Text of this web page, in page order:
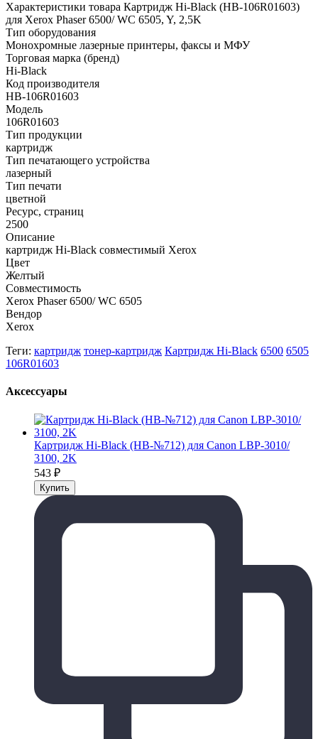
Характеристики товара Картридж Hi-Black (HB-106R01603)
для Xerox Phaser 6500/ WC 6505, Y, 2,5K
Тип оборудования
Монохромные лазерные принтеры, факсы и МФУ
Торговая марка (бренд)
Hi-Black
Код производителя
HB-106R01603
Модель
106R01603
Тип продукции
картридж
Тип печатающего устройства
лазерный
Тип печати
цветной
Ресурс, страниц
2500
Описание
картридж Hi-Black совместимый Xerox
Цвет
Желтый
Совместимость
Xerox Phaser 6500/ WC 6505
Вендор
Xerox
Теги: картридж тонер-картридж Картридж Hi-Black 6500 6505
106R01603
Аксессуары
Картридж Hi-Black (HB-№712) для Canon LBP-3010/
3100, 2K
543 ₽